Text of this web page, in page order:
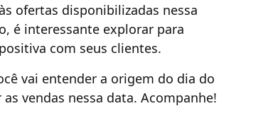
ofertas disponibilizadas nessa
é interessante explorar para
com seus clientes.
vai entender a origem do dia do
vendas nessa data. Acompanhe!